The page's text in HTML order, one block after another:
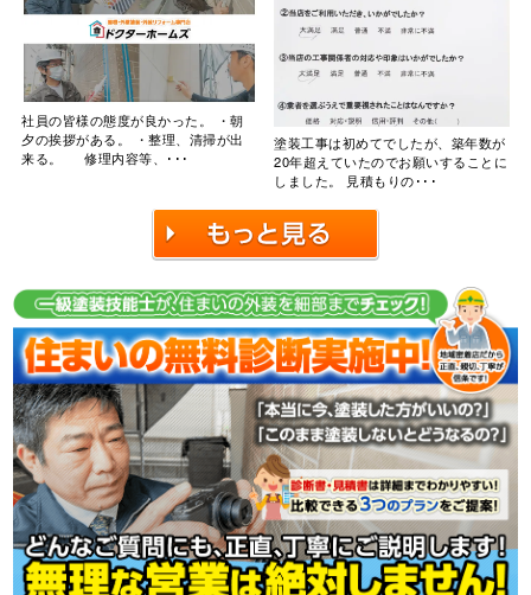
社員の皆様の態度が良かった。 ・朝
夕の挨拶がある。 ・整理、清掃が出
来る。 修理内容等、･･･
塗装工事は初めてでしたが、築年数が
20年超えていたのでお願いすることに
しました。 見積もりの･･･